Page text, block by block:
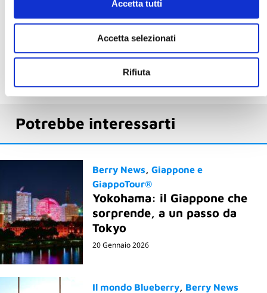
Accetta tutti
Accetta selezionati
Rifiuta
Potrebbe interessarti
Berry News
Giappone e
GiappoTour®
Yokohama: il Giappone che
sorprende, a un passo da
Tokyo
20 Gennaio 2026
Il mondo Blueberry Berry News